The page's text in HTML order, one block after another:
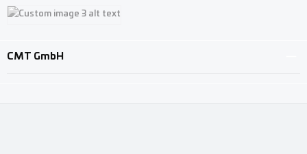
Custom image 1
CMT GmbH